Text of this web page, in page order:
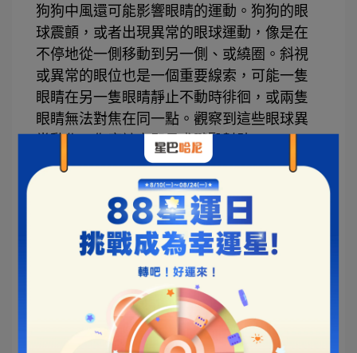
狗狗中風還可能影響眼睛的運動。狗狗的眼
球震顫，或者出現異常的眼球運動，像是在
不停地從一側移動到另一側、或繞圈。斜視
或異常的眼位也是一個重要線索，可能一隻
眼睛在另一隻眼睛靜止不動時徘徊，或兩隻
眼睛無法對焦在同一點。觀察到這些眼球異
常動作，你應該立即尋求獸醫幫助。
失去意識
這是狗狗中風的常見徵兆之一，狗狗可能突
然看起來非常疲憊。極度嗜睡的行為通常與
中風有關，如果你發現狗狗突然比平時更加
疲憊，應該提高警覺。而嗜睡也可能會掩蓋
昏厥狀況，這是另一個警示性症狀。如果狗
狗似乎突然入睡，這實際上可能是中風引起